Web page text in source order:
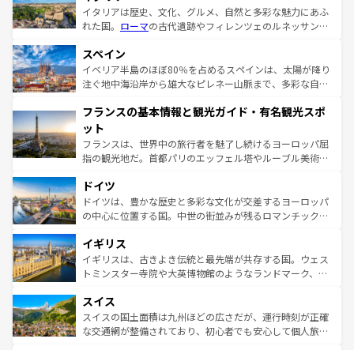
イタリアは歴史、文化、グルメ、自然と多彩な魅力にあふ
れた国。 ローマの古代遺跡やフィレンツェのルネッサンス
ろん、トスカーナの美しい田園風景やアマルフィ海岸の絶
景など、自然景観も見逃せない。観光の合間には、本場の
ピザやパスタなど、絶品のイタリア料理を堪能することも
ませてくれるイタリアで、忘れられない旅をしてみよう！
なお、新着のイタリア情報は
しい。
スペイン
イベリア半島のほぼ80％を占めるスペインは、太陽が降り
注ぐ地中海沿岸から雄大なピレネー山脈まで、多彩な自然
文化が根付くこの国では、情熱的なフラメンコ、熱気あふ
れる闘牛、そして美味しいタパスが生活の一部となってい
る。首都マドリードの洗練された雰囲気や、バルセロナの
アートに溢れた街角から、地方では古代ローマ遺跡や中世
せる。地方によって風土や気候が異なるスペインはその個
性で訪れる人を魅了する。 なお、新着のスペイン情報は コ
ンテンツ一覧を参照してほしい。
フランスの基本情報と観光ガイド・有名観光スポ
ット
フランスは、世界中の旅行者を魅了し続けるヨーロッパ屈
指の観光地だ。首都パリのエッフェル塔やルーブル美術館
で、幅広い魅力が詰まっている。華麗な宮殿、歴史的な大
聖堂、美しいビーチ、そして豊かな自然が、訪れる者を心
から魅了する。また、フランスは美食の国としても知ら
いる。シャンパンの発祥地であるランス、プロヴァンスの
香り高いラベンダー畑など、多彩な楽しみ方が可能だ。さ
らに、パリ以外の地域にも魅力が溢れており、どの街角に
れる地方に足を運ぶとそれぞれで全く異なる文化を体験で
きるだろう。 なお、新着のフランス情報はコンテンツ一覧
を参照してほしい。
ドイツ
ドイツは、豊かな歴史と多彩な文化が交差するヨーロッパ
の中心に位置する国。中世の街並みが残るロマンチック街
顔を持つこの国は、どこを歩いても飽きることがない。ベ
ルリンの文化的活気、バイエルン州のアルプスの絶景、そ
してライン川沿いのワイン畑といった風景は必見。ビール
は、お酒好きな人にはぜひ体験してほしい。 なお、新着の
ドイツ情報はコンテンツ一覧を参照してほしい。
イギリス
イギリスは、古きよき伝統と最先端が共存する国。ウェス
トミンスター寺院や大英博物館のようなランドマーク、歴
リアごとに異なる魅力がある。また、優雅なアフタヌーン
ティー、ビール好きにはたまらない英国パブ、サッカー観
戦など、本場だからこそできる体験も豊富。イギリスを旅
スイス
スイスの国土面積は九州ほどの広さだが、運行時刻が正確
な交通網が整備されており、初心者でも安心して個人旅行